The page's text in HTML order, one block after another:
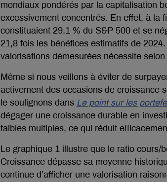
mondiaux pondérés par la capitalisation
excessivement concentrés. En effet, à la
constituaient 29,1 % du S&P 500 et se
21,8 fois les bénéfices estimatifs de
valorisations démesurées nécessite
Même si nous veillons à éviter de
activement des occasions de croissance
le soulignons dans Le point sur les
dégager une croissance durable en
faibles multiples, ce qui réduit
Le graphique 1 illustre que le ratio cours/
Croissance dépasse sa moyenne
continue d’afficher une valorisation